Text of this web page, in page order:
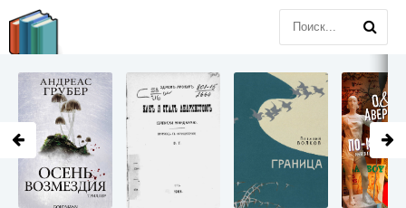
LITMIR.ORG